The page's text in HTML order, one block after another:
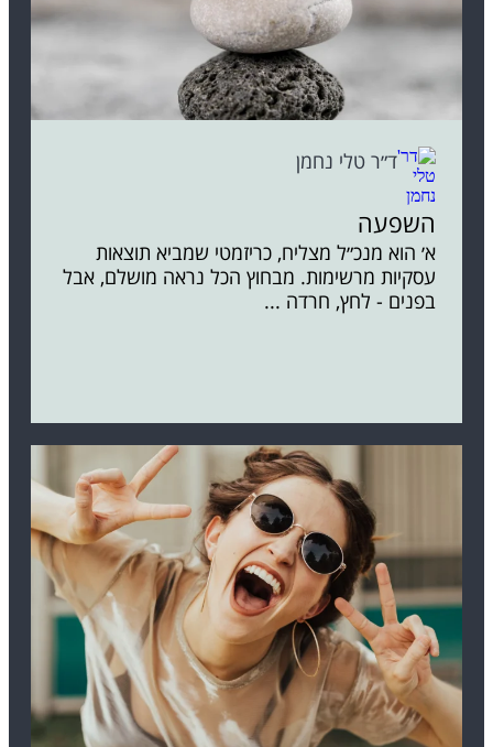
ד״ר טלי נחמן
השפעה
א׳ הוא מנכ״ל מצליח, כריזמטי שמביא תוצאות
עסקיות מרשימות. מבחוץ הכל נראה מושלם, אבל
בפנים - לחץ, חרדה ...